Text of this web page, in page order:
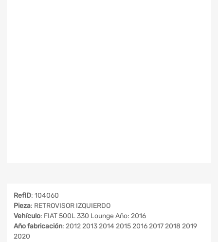
RefID: 104060
Pieza: RETROVISOR IZQUIERDO
Vehículo: FIAT 500L 330 Lounge Año: 2016
Año fabricación: 2012 2013 2014 2015 2016 2017 2018 2019
2020